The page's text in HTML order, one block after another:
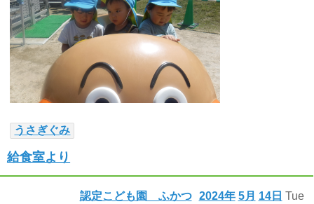
うさぎぐみ
給食室より
2024年 5月 14日 Tue
認定こども園 ふかつ